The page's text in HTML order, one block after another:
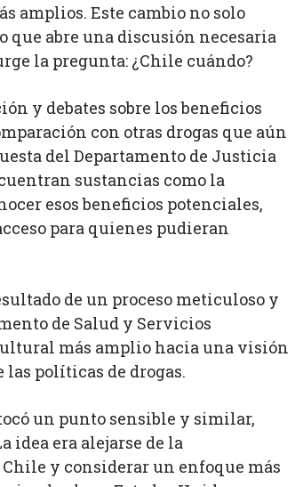
amplios. Este cambio no solo
que abre una discusión necesaria
la pregunta: ¿Chile cuándo?
y debates sobre los beneficios
con otras drogas que aún
del Departamento de Justicia
sustancias como la
esos beneficios potenciales,
para quienes pudieran
de un proceso meticuloso y
de Salud y Servicios
más amplio hacia una visión
políticas de drogas.
un punto sensible y similar,
idea era alejarse de la
y considerar un enfoque más